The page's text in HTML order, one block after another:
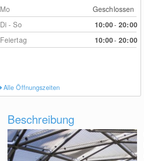
Mo
Geschlossen
Di - So
10:00- 20:00
Feiertag
10:00- 20:00
Alle Öffnungszeiten
Beschreibung